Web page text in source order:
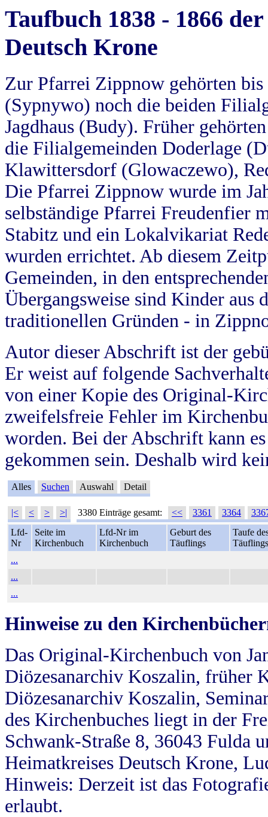
Taufbuch 1838 - 1866
Deutsch Krone
Zur Pfarrei Zippnow gehörten
(Sypnywo) noch die beiden
Jagdhaus (Budy). Früher
die Filialgemeinden Doderlage
Klawittersdorf (Glowaczewo),
Die Pfarrei Zippnow wurde im
selbständige Pfarrei Freudenfier
Stabitz und ein Lokalvikariat
wurden errichtet. Ab diesem
Gemeinden, in den
Übergangsweise sind Kinder aus
traditionellen Gründen - in
Autor dieser Abschrift ist der
Er weist auf folgende
von einer Kopie des Original-
zweifelsfreie Fehler im
worden. Bei der Abschrift kann
gekommen sein. Deshalb wird
Alles Suchen Auswahl Detail
|< < > >| 3380 Einträge gesamt: << 3361 3364
Lfd-
Nr
Seite im
Kirchenbuch
Lfd-Nr im
Kirchenbuch
Geburt des
Täuflings
Taufe
Täuflings
...
...
...
Hinweise zu den
Das Original-Kirchenbuch von
Diözesanarchiv Koszalin, früher
Diözesanarchiv Koszalin,
des Kirchenbuches liegt in der
Schwank-Straße 8, 36043 Fulda
Heimatkreises Deutsch Krone,
Hinweis: Derzeit ist das
erlaubt.